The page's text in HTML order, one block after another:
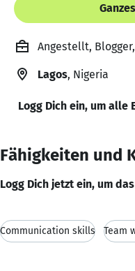
Angestellt,
Lagos, Nigeria
Logg Dich ein, um alle
Fähigkeiten und
Logg Dich jetzt ein, um
Communication skills Team